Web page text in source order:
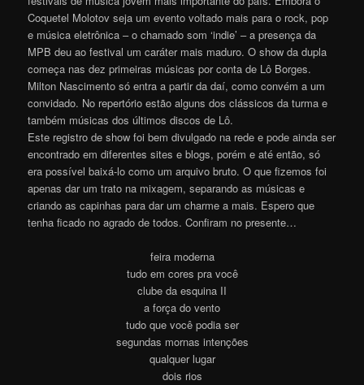
Coquetel Molotov seja um evento voltado mais para o rock, pop
e música eletrônica – o chamado som ‘indie’ – a presença da
MPB deu ao festival um caráter mais maduro. O show da dupla
começa nas dez primeiras músicas por conta de Lô Borges.
Milton Nascimento só entra a partir da daí, como convém a um
convidado. No repertório estão alguns dos clássicos da turma e
também músicas dos últimos discos de Lô.
Este registro de show foi bem divulgado na rede e pode ainda ser
encontrado em diferentes sites e blogs, porém e até então, só
era possível baixá-lo como um arquivo bruto. O que fizemos foi
apenas dar um trato na mixagem, separando as músicas e
criando as capinhas para dar um charme a mais. Espero que
tenha ficado no agrado de todos. Confiram no presente…
feira moderna
tudo em cores pra você
clube da esquina II
a força do vento
tudo que você podia ser
segundas mornas intenções
qualquer lugar
dois rios